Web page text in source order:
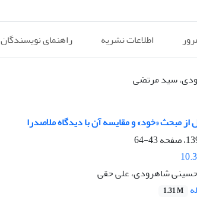
اطلاعات نشریه راهنمای نویسندگان
سید مرتضی
از مبحث «خود» و مقایسه آن با دیدگاه ملاصدرا
43-64
شاهرودی، علی حقی
1.31 M